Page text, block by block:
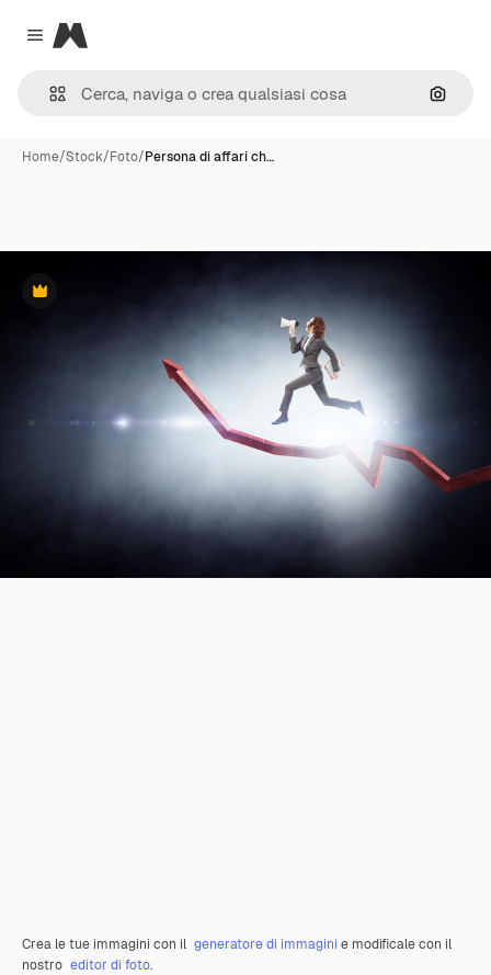
Close menu
Magnific
Cerca
Home/Stock/Foto/Persona di affari ch…
Premium
Crea le tue immagini con il generatore di immagini e modificale con il
nostro editor di foto.